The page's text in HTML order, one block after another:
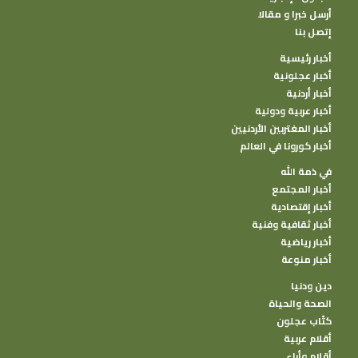
أرسل خبرا و مقالا
إتصل بنا
أخبار رئيسية
أخبار عجلونية
أخبار أردنية
أخبار عربية ودولية
أخبار المغتربين الأردنيين
أخبار كورونا في العالم
في ذمة الله
أخبار المجتمع
أخبار إقتصادية
أخبار ثقافية وفنية
أخبار رياضية
أخبار منوعة
دين ودنيا
الصحة والحياة
كتًاب عجلون
أقلام عربية